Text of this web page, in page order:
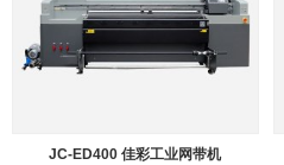
JC-ED400 佳彩工业网带机